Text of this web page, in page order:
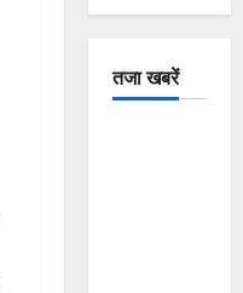
तजा खबरें